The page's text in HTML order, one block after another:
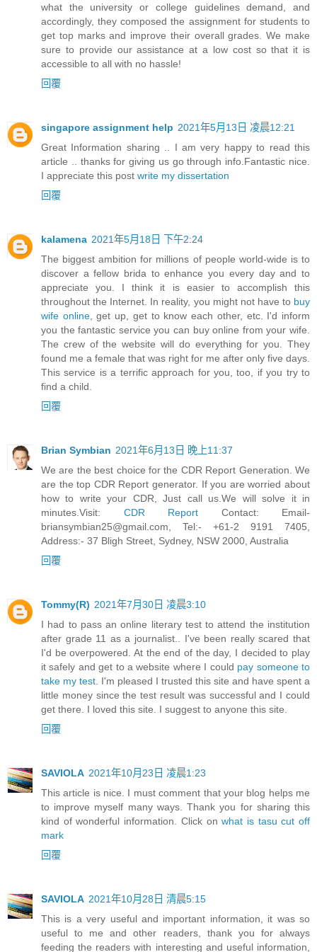
what the university or college guidelines demand, and
accordingly, they composed the assignment for students to
get top marks and improve their overall grades. We make
sure to provide our assistance at a low cost so that it is
accessible to all with no hassle!
回覆
singapore assignment help 2021年5月13日 凌晨12:21
Great Information sharing .. I am very happy to read this
article .. thanks for giving us go through info.Fantastic nice.
I appreciate this post write my dissertation
回覆
kalamena 2021年5月18日 下午2:24
The biggest ambition for millions of people world-wide is to
discover a fellow brida to enhance you every day and to
appreciate you. I think it is easier to accomplish this
throughout the Internet. In reality, you might not have to buy
wife online, get up, get to know each other, etc. I'd inform
you the fantastic service you can buy online from your wife.
The crew of the website will do everything for you. They
found me a female that was right for me after only five days.
This service is a terrific approach for you, too, if you try to
find a child.
回覆
Brian Symbian 2021年6月13日 晚上11:37
We are the best choice for the CDR Report Generation. We
are the top CDR Report generator. If you are worried about
how to write your CDR, Just call us.We will solve it in
minutes.Visit: CDR Report Contact: Email-
briansymbian25@gmail.com , Tel:- +61-2 9191 7405,
Address:- 37 Bligh Street, Sydney, NSW 2000, Australia
回覆
Tommy(R) 2021年7月30日 凌晨3:10
I had to pass an online literary test to attend the institution
after grade 11 as a journalist.. I've been really scared that
I'd be overpowered. At the end of the day, I decided to play
it safely and get to a website where I could pay someone to
take my test . I'm pleased I trusted this site and have spent a
little money since the test result was successful and I could
get there. I loved this site. I suggest to anyone this site.
回覆
SAVIOLA 2021年10月23日 凌晨1:23
This article is nice. I must comment that your blog helps me
to improve myself many ways. Thank you for sharing this
kind of wonderful information. Click onwhat is tasu cut off
mark
回覆
SAVIOLA 2021年10月28日 清晨5:15
This is a very useful and important information, it was so
useful to me and other readers, thank you for always
feeding the readers with interesting and useful information,